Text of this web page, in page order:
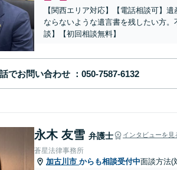
【関西エリア対応】【電話相談可】
ならないような遺言書を残したい方
談】【初回相談無料】
でお問い合わせ
永木 友雪 弁護士 インタビューを見
蒼星法律事務所
加古川市 からも相談受付中面談方法(